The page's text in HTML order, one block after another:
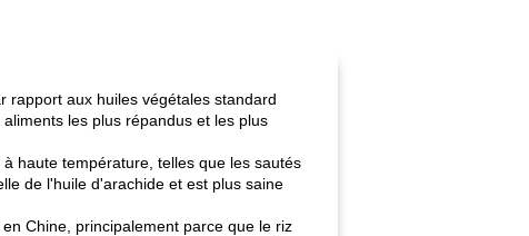
rapport aux huiles végétales standard
les plus répandus et les plus
haute température, telles que les sautés
de l'huile d'arachide et est plus saine
Chine, principalement parce que le riz